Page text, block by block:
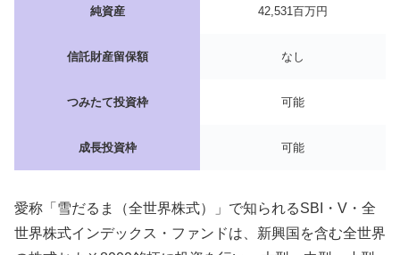
純資産 42,531百万円
信託財産留保額 なし
つみたて投資枠 可能
成長投資枠 可能
愛称「雪だるま（全世界株式）」で知られるSBI・V・全
世界株式インデックス・ファンドは、新興国を含む全世界